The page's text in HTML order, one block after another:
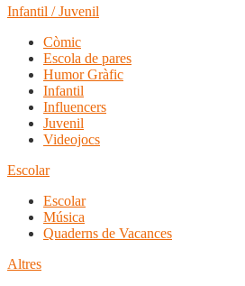
Infantil / Juvenil
Còmic
Escola de pares
Humor Gràfic
Infantil
Influencers
Juvenil
Videojocs
Escolar
Escolar
Música
Quaderns de Vacances
Altres